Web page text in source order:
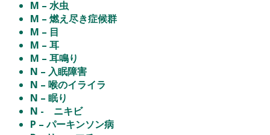
M – 水虫
M – 燃え尽き症候群
M – 目
M – 耳
M – 耳鳴り
N – 入眠障害
N – 喉のイライラ
N – 眠り
N - ニキビ
P – パーキンソン病